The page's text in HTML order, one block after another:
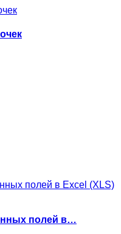
полей в…